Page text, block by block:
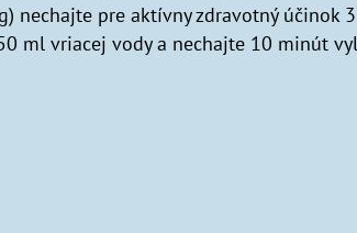
nechajte pre aktívny zdravotný účinok
ml vriacej vody a nechajte 10 minút